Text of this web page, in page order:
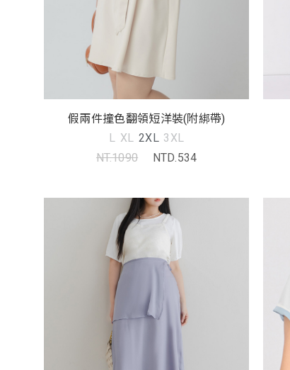
假兩件撞色翻領短洋裝(附綁帶)
L XL 2XL 3XL
NT.1090
NTD.534